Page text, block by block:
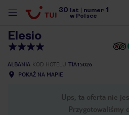
30 lat numer 1
w Polsce
Elesio
ALBANIA KOD HOTELU TIA15026
POKAŻ NA MAPIE
Ups, ta oferta nie
Przygotowaliśmy